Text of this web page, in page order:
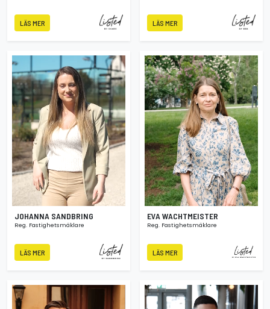
LÄS MER LÄS MER
JOHANNA SANDBRING
Reg. Fastighetsmäklare
LÄS MER
EVA WACHTMEISTER
Reg. Fastighetsmäklare
LÄS MER